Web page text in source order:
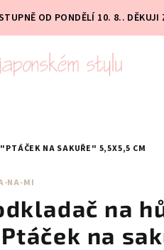
OD PONDĚLÍ 10. 8.. DĚKUJI
NA SAKUŘE" 5,5X5,5 CM
NA-MI
na
na